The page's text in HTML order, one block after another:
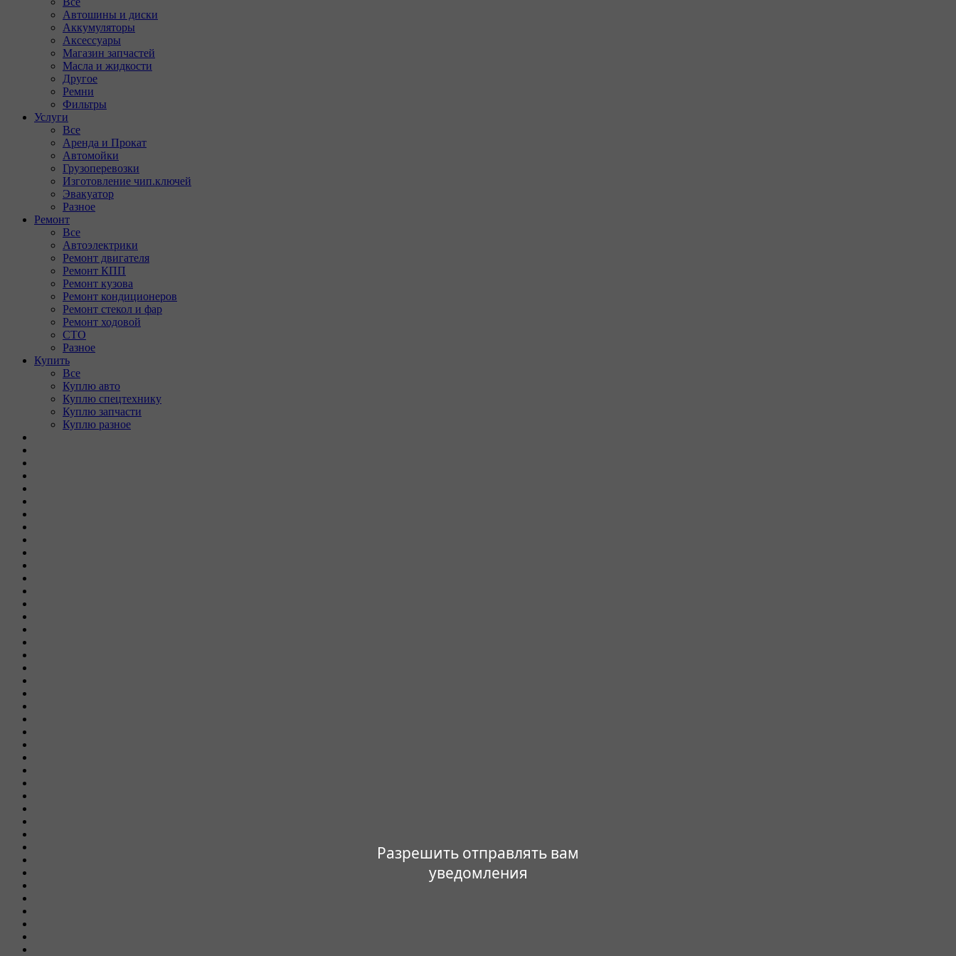
Разрешить отправлять вам
уведомления
Автошины и диски
Аккумуляторы
Аксессуары
Магазин запчастей
Масла и жидкости
Другое
Ремни
Фильтры
Услуги
Все
Аренда и Прокат
Автомойки
Грузоперевозки
Изготовление чип.ключей
Эвакуатор
Разное
Ремонт
Все
Автоэлектрики
Ремонт двигателя
Ремонт КПП
Ремонт кузова
Ремонт кондиционеров
Ремонт стекол и фар
Ремонт ходовой
СТО
Разное
Купить
Все
Куплю авто
Куплю спецтехнику
Куплю запчасти
Куплю разное